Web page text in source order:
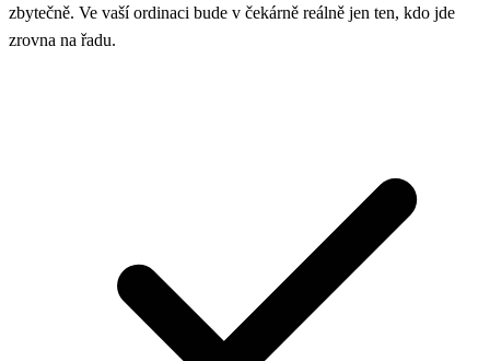
zbytečně. Ve vaší ordinaci bude v čekárně reálně jen ten, kdo jde
zrovna na řadu.